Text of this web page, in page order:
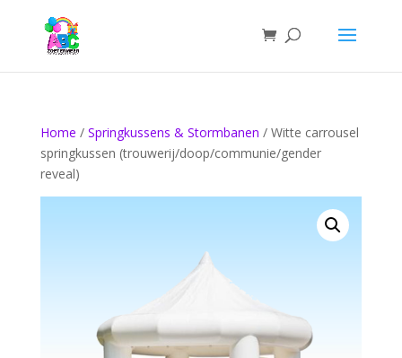
Home / Springkussens & Stormbanen / Witte carrousel
springkussen (trouwerij/doop/communie/gender
reveal)